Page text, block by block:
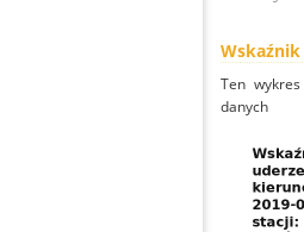
Ten
danych